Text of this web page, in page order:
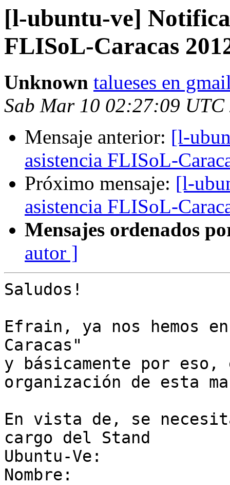
[l-ubuntu-ve]
FLISoL-Caracas
Unknown talueses en
Sab Mar 10 02:27:09 UTC
Mensaje anterior: [l-
asistencia FLISoL-
Próximo mensaje: [l-
asistencia FLISoL-
Mensajes ordenados
autor ]
Saludos!
Efrain, ya nos hemos
Caracas"
y básicamente por
organización de esta
En vista de, se
cargo del Stand
Ubuntu-Ve:
Nombre: